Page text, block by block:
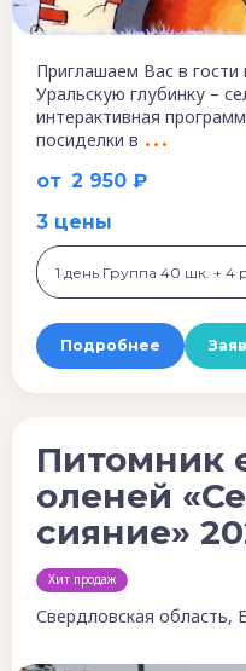
от 2 950 ₽
Приглашаем Вас в
Уральскую глубинку –
интерактивная
посиделки в
3 цены
1 день Группа 40 шк. + 4
Подробнее
Питомник
оленей
сияние»
Хит продаж
Свердловская область,